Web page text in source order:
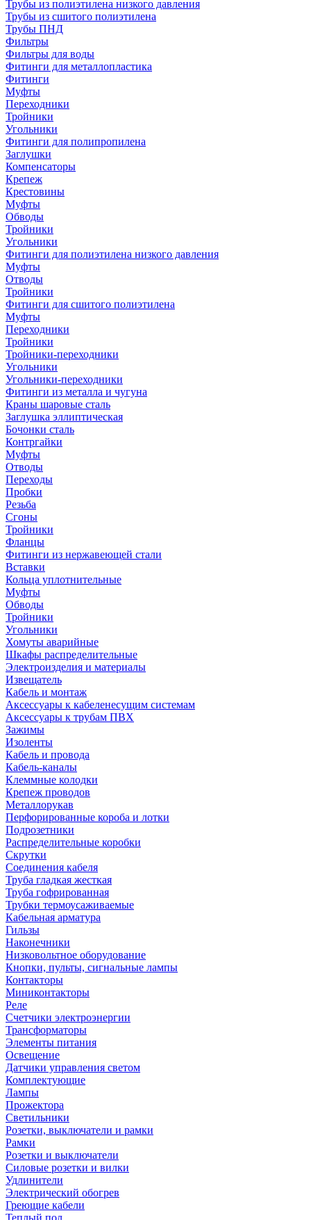
Трубы из полиэтилена низкого давления
Трубы из сшитого полиэтилена
Трубы ПНД
Фильтры
Фильтры для воды
Фитинги для металлопластика
Фитинги
Муфты
Переходники
Тройники
Угольники
Фитинги для полипропилена
Заглушки
Компенсаторы
Крепеж
Крестовины
Муфты
Обводы
Тройники
Угольники
Фитинги для полиэтилена низкого давления
Муфты
Отводы
Тройники
Фитинги для сшитого полиэтилена
Муфты
Переходники
Тройники
Тройники-переходники
Угольники
Угольники-переходники
Фитинги из металла и чугуна
Краны шаровые сталь
Заглушка эллиптическая
Бочонки сталь
Контргайки
Муфты
Отводы
Переходы
Пробки
Резьба
Сгоны
Тройники
Фланцы
Фитинги из нержавеющей стали
Вставки
Кольца уплотнительные
Муфты
Обводы
Тройники
Угольники
Хомуты аварийные
Шкафы распределительные
Электроизделия и материалы
Извещатель
Кабель и монтаж
Аксессуары к кабеленесущим системам
Аксессуары к трубам ПВХ
Зажимы
Изоленты
Кабель и провода
Кабель-каналы
Клеммные колодки
Крепеж проводов
Металлорукав
Перфорированные короба и лотки
Подрозетники
Распределительные коробки
Скрутки
Соединения кабеля
Труба гладкая жесткая
Труба гофрированная
Трубки термоусаживаемые
Кабельная арматура
Гильзы
Наконечники
Низковольтное оборудование
Кнопки, пульты, сигнальные лампы
Контакторы
Миниконтакторы
Реле
Счетчики электроэнергии
Трансформаторы
Элементы питания
Освещение
Датчики управления светом
Комплектующие
Лампы
Прожектора
Светильники
Розетки, выключатели и рамки
Рамки
Розетки и выключатели
Силовые розетки и вилки
Удлинители
Электрический обогрев
Греющие кабели
Теплый пол